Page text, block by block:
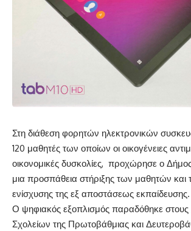
Στη διάθεση φορητών ηλεκτρονικών
120 μαθητές των οποίων οι οικογένειες
οικονομικές δυσκολίες, προχώρησε ο
μια προσπάθεια στήριξης των μαθητών και
ενίσχυσης της εξ αποστάσεως εκπαίδευσης.
Ο ψηφιακός εξοπλισμός παραδόθηκε στους
Σχολείων της Πρωτοβάθμιας και